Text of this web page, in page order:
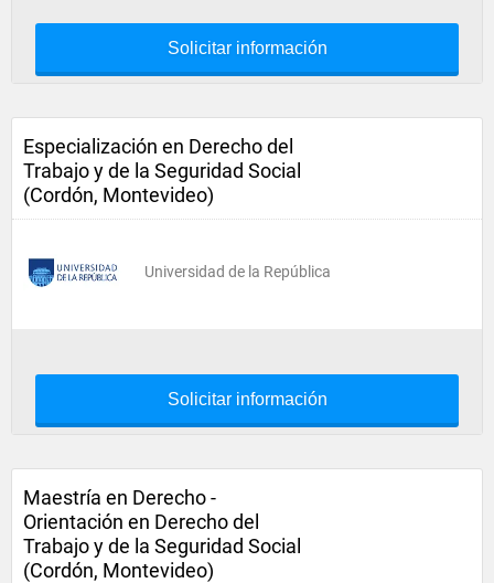
Solicitar información
Especialización en Derecho del
Trabajo y de la Seguridad Social
(Cordón, Montevideo)
Universidad de la República
Solicitar información
Maestría en Derecho -
Orientación en Derecho del
Trabajo y de la Seguridad Social
(Cordón, Montevideo)